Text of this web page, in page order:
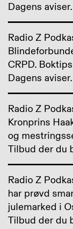
Dagens aviser.
Radio Z
CRPD.
Dagens aviser.
Radio Z
Kronprins
og
Tilbud der du
Radio Z
har prøvd
julemarked i
Tilbud der du